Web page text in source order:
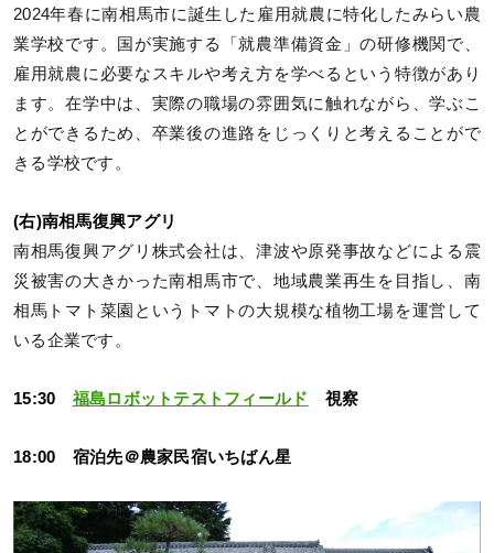
2024年春に南相馬市に誕生した雇用就農に特化したみらい農
業学校です。国が実施する「就農準備資金」の研修機関で、
雇用就農に必要なスキルや考え方を学べるという特徴があり
ます。在学中は、実際の職場の雰囲気に触れながら、学ぶこ
とができるため、卒業後の進路をじっくりと考えることがで
きる学校です。
(右)南相馬復興アグリ
南相馬復興アグリ株式会社は、津波や原発事故などによる震
災被害の大きかった南相馬市で、地域農業再生を目指し、南
相馬トマト菜園というトマトの大規模な植物工場を運営して
いる企業です。
15:30 福島ロボットテストフィールド 視察
18:00 宿泊先＠農家民宿いちばん星